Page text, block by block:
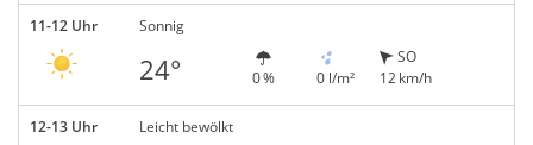
11-12 Uhr Sonnig
24° 0 % 0 l/m²
SO
12 km/h
12-13 Uhr Leicht bewölkt